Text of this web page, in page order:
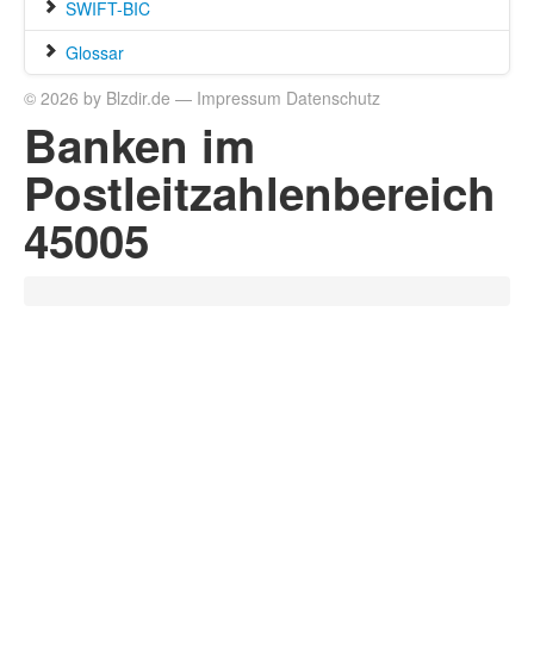
SWIFT-BIC
Glossar
© 2026 by Blzdir.de — Impressum Datenschutz
Banken im
Postleitzahlenbereich
45005